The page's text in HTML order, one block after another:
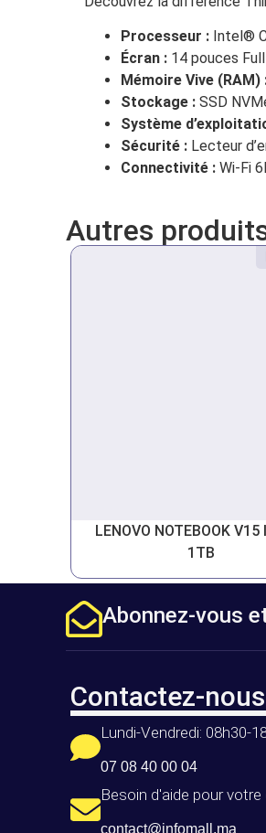
Processeur : Intel®
Écran : 14 pouces
Mémoire Vive (RAM)
Stockage : SSD
Système
Sécurité : Lecteur
Connectivité : Wi-Fi
Autres
LENOVO NOTEBOOK V15
1TB
Abonnez-vous
Contactez-nous
Lundi-Vendredi: 08h30-
07 08 40 00 04
Besoin d'aide pour
contact@infomall.ma